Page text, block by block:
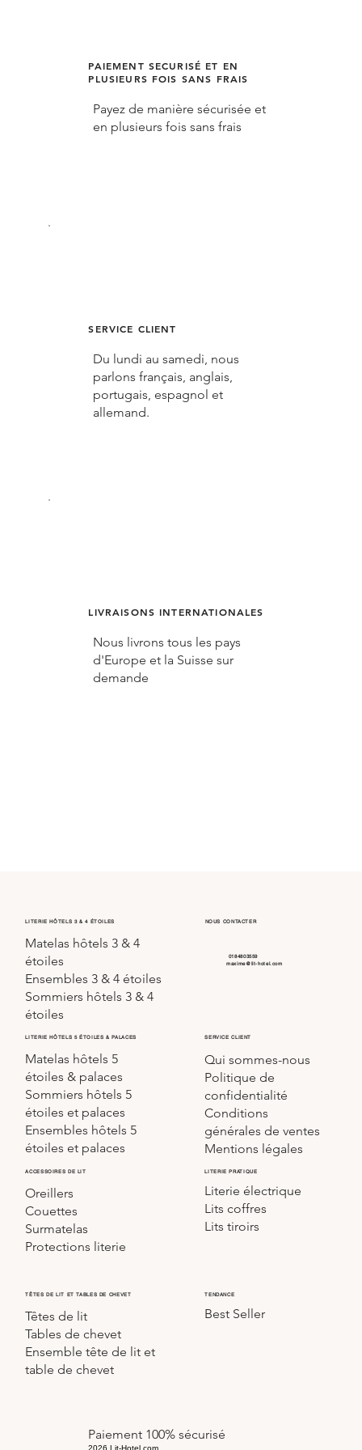
PAIEMENT SECURISÉ ET EN
PLUSIEURS FOIS SANS FRAIS
Payez de manière sécurisée et
en plusieurs fois sans frais
SERVICE CLIENT
Du lundi au samedi, nous
parlons français, anglais,
portugais, espagnol et
allemand.
LIVRAISONS INTERNATIONALES
Nous livrons tous les pays
d'Europe et la Suisse sur
demande
Paiement 100% sécurisé
LITERIE HÔTELS 3 & 4 ÉTOILES
Matelas hôtels 3 & 4
étoiles
Sommiers hôtels 3 & 4
étoiles
Ensembles 3 & 4 étoiles
LITERIE HÔTELS 5 ÉTOILES & PALACES
Matelas hôtels 5
étoiles & palaces
Sommiers hôtels 5
étoiles et palaces
Ensembles hôtels 5
étoiles et palaces
ACCESSOIRES DE LIT
Oreillers
Couettes
Surmatelas
Protections literie
TÊTES DE LIT ET TABLES DE CHEVET
Têtes de lit
Tables de chevet
Ensemble tête de lit et
table de chevet
LITERIE PRATIQUE
Literie électrique
Lits coffres
Lits tiroirs
TENDANCE
Best Seller
SERVICE CLIENT
Qui sommes-nous
Politique de
confidentialité
Conditions
générales de ventes
Mentions légales
NOUS CONTACTER
0184803559
maxime@lit-hotel.com